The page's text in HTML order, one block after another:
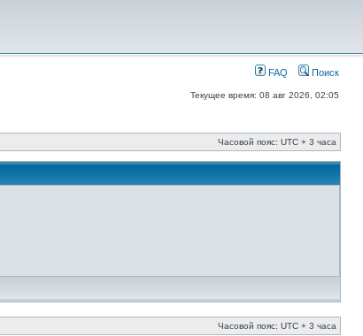
FAQ Поиск
Текущее время: 08 авг 2026, 02:05
Часовой пояс: UTC + 3 часа
Часовой пояс: UTC + 3 часа